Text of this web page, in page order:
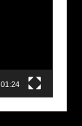
01:24